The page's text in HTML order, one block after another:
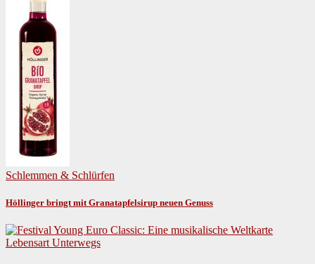
Schlemmen & Schlürfen
Höllinger bringt mit Granatapfelsirup neuen Genuss
Lebensart Unterwegs